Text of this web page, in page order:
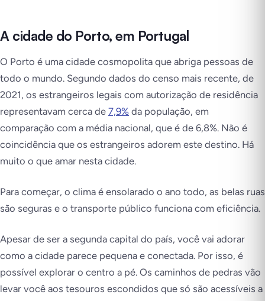
A cidade do Porto, em Portugal
O Porto é uma cidade cosmopolita que abriga pessoas de
todo o mundo. Segundo dados do censo mais recente, de
2021, os estrangeiros legais com autorização de residência
representavam cerca de 7,9% da população, em
comparação com a média nacional, que é de 6,8%. Não é
coincidência que os estrangeiros adorem este destino. Há
muito o que amar nesta cidade.
Para começar, o clima é ensolarado o ano todo, as belas ruas
são seguras e o transporte público funciona com eficiência.
Apesar de ser a segunda capital do país, você vai adorar
como a cidade parece pequena e conectada. Por isso, é
possível explorar o centro a pé. Os caminhos de pedras vão
levar você aos tesouros escondidos que só são acessíveis a